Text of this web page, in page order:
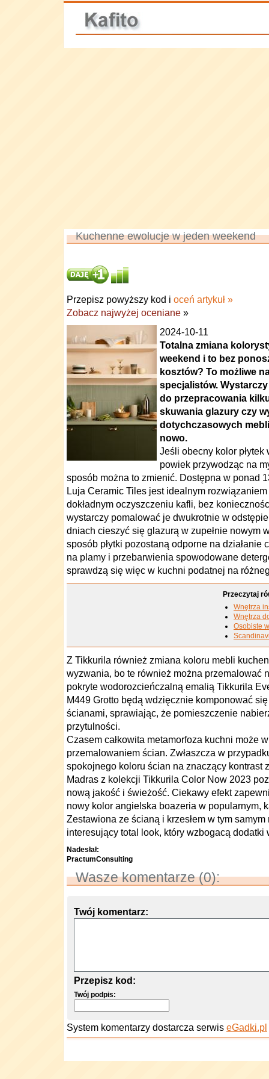
Kuchenne ewolucje w jeden weekend
Przepisz powyższy kod i oceń artykuł »
Zobacz najwyżej oceniane »
2024-10-11
Totalna zmiana
weekend i to bez
kosztów? To możliwe
specjalistów.
do przepracowania
skuwania glazury czy
dotychczasowych
nowo.
Jeśli obecny kolor
powiek przywodząc na
sposób można to zmienić. Dostępna w ponad
Luja Ceramic Tiles jest idealnym
dokładnym oczyszczeniu kafli, bez
wystarczy pomalować je dwukrotnie w
dniach cieszyć się glazurą w zupełnie nowym
sposób płytki pozostaną odporne na działanie
na plamy i przebarwienia spowodowane
sprawdzą się więc w kuchni podatnej na
Przeczytaj
Wnętrza
Wnętrza
Osobiste
Z Tikkurila również zmiana koloru mebli
wyzwania, bo te również można przemalować
pokryte wodorozcieńczalną emalią Tikkurila
M449 Grotto będą wdzięcznie komponować
ścianami, sprawiając, że pomieszczenie
przytulności.
Czasem całkowita metamorfoza kuchni może
przemalowaniem ścian. Zwłaszcza w
spokojnego koloru ścian na znaczący kontrast
Madras z kolekcji Tikkurila Color Now 2023
nową jakość i świeżość. Ciekawy efekt
nowy kolor angielska boazeria w popularnym,
Zestawiona ze ścianą i krzesłem w tym
interesujący total look, który wzbogacą dodatki
Nadesłał:
PractumConsulting
Wasze komentarze (0):
Twój komentarz:
Przepisz kod:
Twój podpis:
System komentarzy dostarcza serwis eGadki.pl